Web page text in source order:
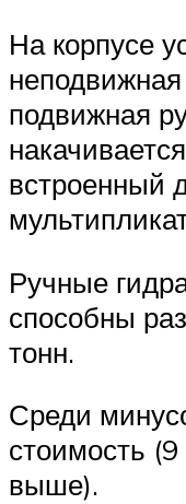
На корпусе
подвижная
встроенный
Ручные
способны
тонн.
Среди
стоимость
выше).